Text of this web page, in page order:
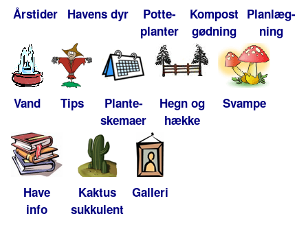
Årstider Havens dyr
Potte-
planter
Kompost
gødning
Planlæg-
ning
Vand Tips
Plante-
skemaer
Hegn og
hække
Svampe
Have
info
Kaktus
sukkulent
Galleri